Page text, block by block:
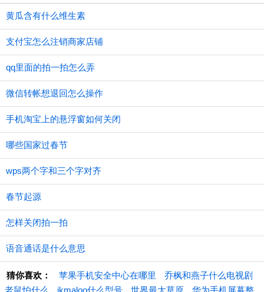
黄瓜含有什么维生素
支付宝怎么注销商家店铺
qq里面的拍一拍怎么弄
微信转帐想退回怎么操作
手机淘宝上的悬浮窗如何关闭
哪些国家过春节
wps两个字和三个字对齐
春节起源
怎样关闭拍一拍
语音通话是什么意思
猜你喜欢： 苹果手机安全中心在哪里
乔枫和燕子什么电视剧
老鼠怕什么
jkmaloo什么型号 世界最大草原 华为手机屏幕整